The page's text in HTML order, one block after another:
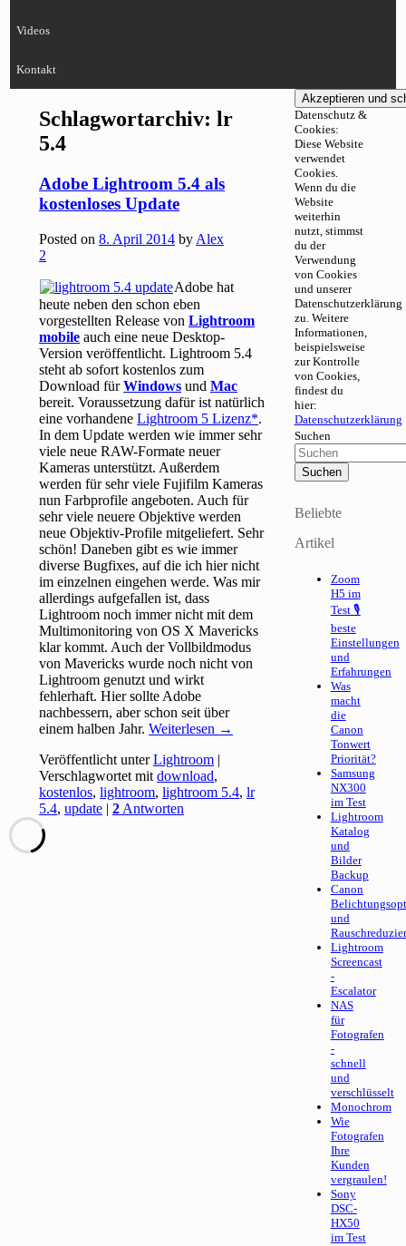
Videos
Kontakt
Schlagwortarchiv:lr
5.4
Adobe Lightroom 5.4 als
kostenloses Update
Posted on8. April 2014 by Alex
2
Adobe hat
heute neben den schon eben
vorgestellten Release vonLightroom
mobile auch eine neue Desktop-
Version veröffentlicht. Lightroom 5.4
steht ab sofort kostenlos zum
Download fürWindows undMac
bereit. Voraussetzung dafür ist natürlich
eine vorhandeneLightroom 5 Lizenz .
In dem Update werden wie immer sehr
viele neue RAW-Formate neuer
Kameras unterstützt. Außerdem
werden für sehr viele Fujifilm Kameras
nun Farbprofile angeboten. Auch für
sehr viele neuere Objektive werden
neue Objektiv-Profile mitgeliefert. Sehr
schön! Daneben gibt es wie immer
diverse Bugfixes, auf die ich hier nicht
im einzelnen eingehen werde. Was mir
allerdings aufgefallen ist, dass
Lightroom noch immer nicht mit dem
Multimonitoring von OS X Mavericks
klar kommt. Auch der Vollbildmodus
von Mavericks wurde noch nicht von
Lightroom genutzt und wirkt
fehlerhaft. Hier sollte Adobe
nachbessern, aber schon seit über
einem halben Jahr.Weiterlesen →
Veröffentlicht unter Lightroom |
Verschlagwortet mit download,
kostenlos,lightroom,lightroom 5.4,lr
5.4,update |2 Antworten
Datenschutz &
Cookies:
Diese Website
verwendet
Cookies.
Wenn du die
Website
weiterhin
nutzt, stimmst
du der
Verwendung
von Cookies
und unserer
Datenschutzerklärung
zu. Weitere
Informationen,
beispielsweise
zur Kontrolle
von Cookies,
findest du
hier:
Datenschutzerklärung
Suchen
Beliebte
Artikel
Zoom
H5 im
Test 🎙
beste
Einstellungen
und
Erfahrungen
Was
macht
die
Canon
Tonwert
Priorität?
Samsung
NX300
im Test
Lightroom
Katalog
und
Bilder
Backup
Canon
und
Lightroom
Screencast
-
Escalator
NAS
für
Fotografen
-
schnell
und
verschlüsselt
Monochrom
Wie
Fotografen
Ihre
Kunden
vergraulen!
Sony
DSC-
HX50
im Test